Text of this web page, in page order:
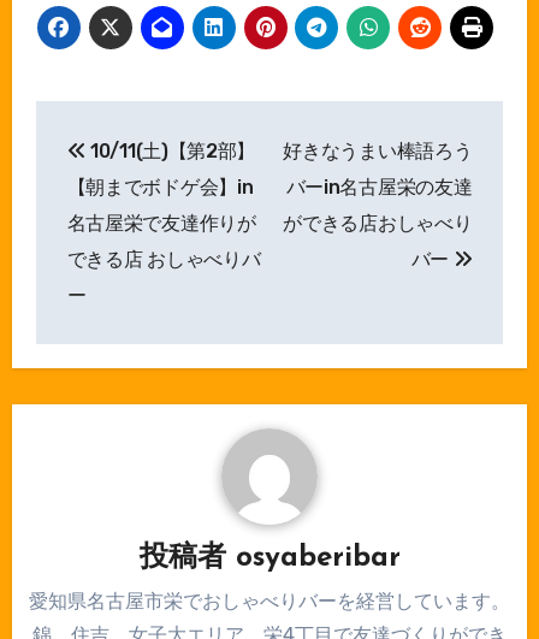
ナ
ー
10/11(土)【第2部】
【朝までボドゲ会】in
名古屋栄で友達作りが
できる店 おしゃべりバ
ー
好きなうまい棒語ろう
バーin名古屋栄の友達
ができる店おしゃべり
バー
投稿者 osyaberibar
愛知県名古屋市栄でおしゃべりバーを経営しています。